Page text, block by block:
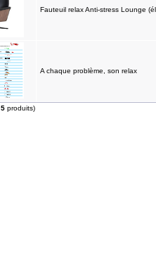
Fauteuil relax Anti-stress Lounge
A chaque problème, son relax
5 produits)